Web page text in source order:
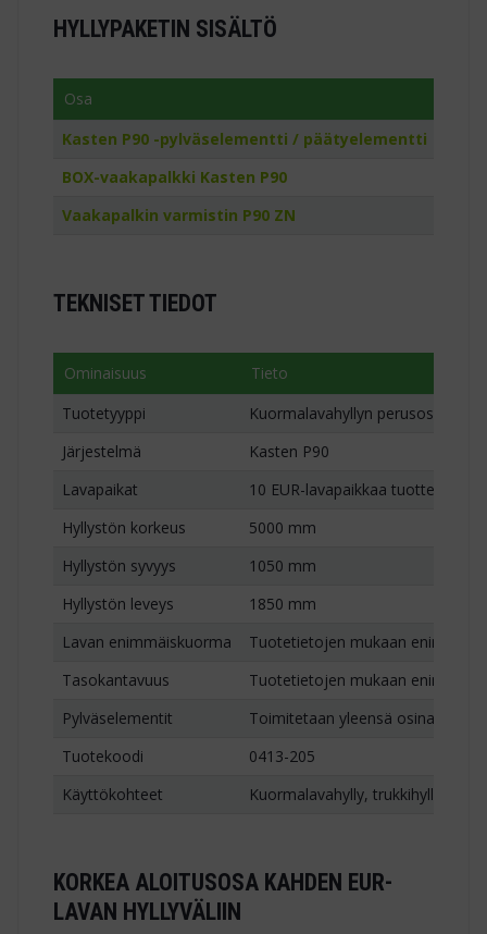
HYLLYPAKETIN SISÄLTÖ
Osa
Kasten P90 -pylväselementti / päätyelementti
BOX-vaakapalkki Kasten P90
Vaakapalkin varmistin P90 ZN
TEKNISET TIEDOT
Ominaisuus
Tieto
Tuotetyyppi
Kuormalavahyllyn perusosa /
Järjestelmä
Kasten P90
Lavapaikat
10 EUR-lavapaikkaa tuotteen
Hyllystön korkeus
5000 mm
Hyllystön syvyys
1050 mm
Hyllystön leveys
1850 mm
Lavan enimmäiskuorma
Tuotetietojen mukaan enintään
Tasokantavuus
Tuotetietojen mukaan enintään
Pylväselementit
Toimitetaan yleensä osina,
Tuotekoodi
0413-205
Käyttökohteet
Kuormalavahylly, trukkihylly ja
KORKEA ALOITUSOSA KAHDEN EUR-
LAVAN HYLLYVÄLIIN